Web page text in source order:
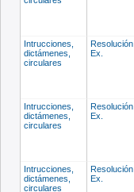
Intrucciones,
dictámenes,
circulares
Resolución
Ex.
Intrucciones,
dictámenes,
circulares
Resolución
Ex.
Intrucciones,
dictámenes,
circulares
Resolución
Ex.